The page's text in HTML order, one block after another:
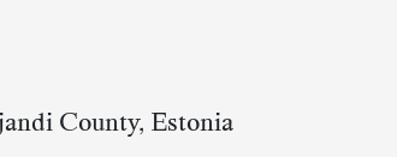
County, Estonia